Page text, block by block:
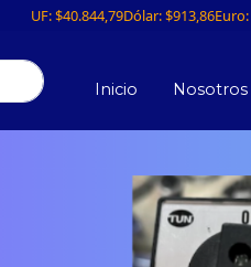
UF:$40.844,79Dólar:$913,86Euro:
Inicio Nosotros